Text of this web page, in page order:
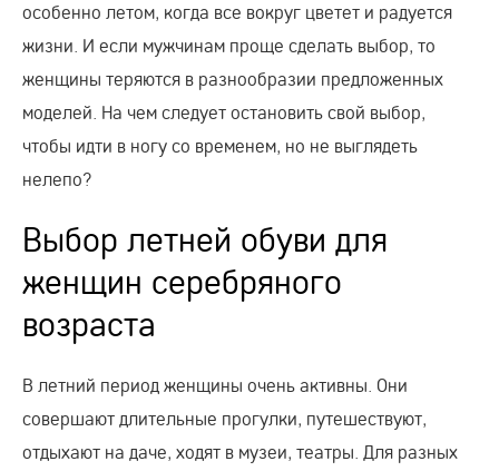
особенно летом, когда все вокруг цветет и радуется
жизни. И если мужчинам проще сделать выбор, то
женщины теряются в разнообразии предложенных
моделей. На чем следует остановить свой выбор,
чтобы идти в ногу со временем, но не выглядеть
нелепо?
Выбор летней обуви для
женщин серебряного
возраста
В летний период женщины очень активны. Они
совершают длительные прогулки, путешествуют,
отдыхают на даче, ходят в музеи, театры. Для разных